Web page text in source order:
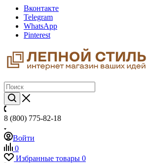
Вконтакте
Telegram
WhatsApp
Pinterest
8 (800) 775-82-18
Войти
0
Избранные товары 0